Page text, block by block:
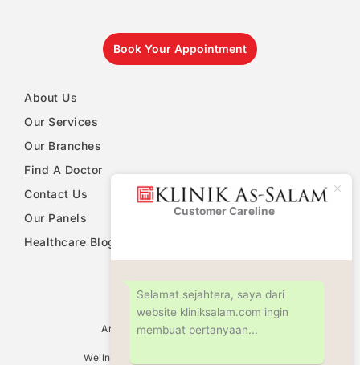
Book Your Appointment
About Us
Our Services
Our Branches
Find A Doctor
Contact Us
Our Panels
Healthcare Blog
Ultrasound Scan Services
Antenatal & Pregnancy Check Up
Wellness Screening & Medical Check Up
Customer Careline
Selamat sejahtera, saya dari
website kliniksalam.com ingin
membuat pertanyaan...